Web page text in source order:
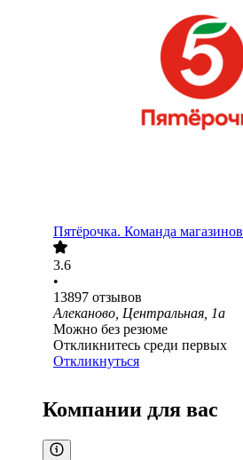
Пятёрочка. Команда магазинов
3.6
•
13897 отзывов
Алеканово, Центральная, 1а
Можно без резюме
Откликнитесь среди первых
Откликнуться
Компании для вас